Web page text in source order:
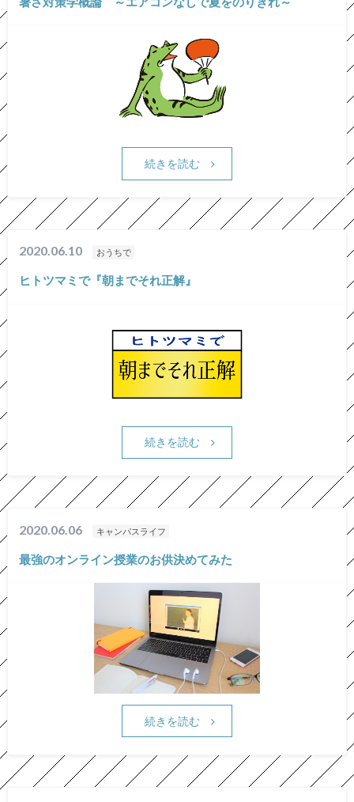
続きを読む
2020.06.10 おうちで
ヒトツマミで『朝までそれ正解』
続きを読む
2020.06.06 キャンパスライフ
最強のオンライン授業のお供決めてみた
続きを読む